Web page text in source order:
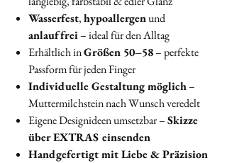
Wasserfest,hypoallergenund
anlauffrei– ideal für den Alltag
Erhältlich inGrößen 50–58– perfekte
Passform für jeden Finger
Individuelle Gestaltung möglich–
Muttermilchstein nach Wunsch veredelt
Eigene Designideen umsetzbar –Skizze
über EXTRAS einsenden
Handgefertigt mit Liebe & Präzision